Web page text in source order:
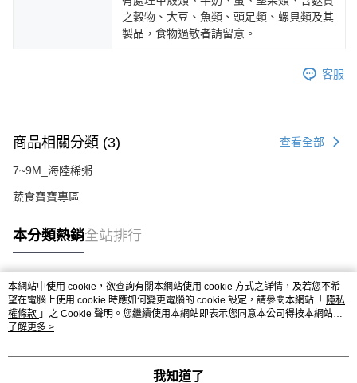
之穀物、大豆、魚類、頭足類、螺貝類及其
製品，食物過敏者請留意。
客服
商品相關分類 (3) 查看全部
7~9M_海陸稀粥
蔬食寶寶專區
本分類熱銷全站排行
熱門標籤
本網站中使用 cookie，欲查詢有關本網站使用 cookie 方式之詳情，及若您不希
望在電腦上使用 cookie 時應如何變更電腦的 cookie 設定，請參閱本網站「 隱私
權條款 」之 Cookie 聲明。您繼續使用本網站即表示您同意本公司得按本網站使
用條款之 Cookie 聲明使用 cookie。
了解更多 >
我知道了